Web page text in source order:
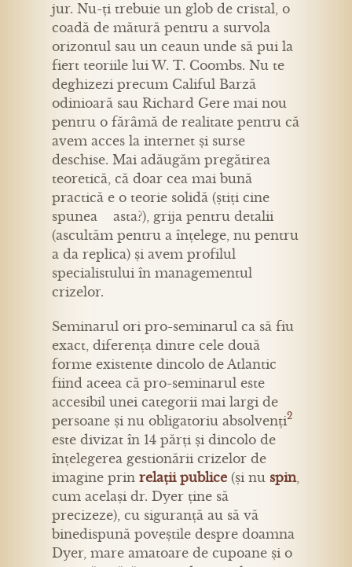
jur. Nu-ți trebuie un glob de cristal, o
coadă de mătură pentru a survola
orizontul sau un ceaun unde să pui la
fiert teoriile lui W. T. Coombs. Nu te
deghizezi precum Califul Barză
odinioară sau Richard Gere mai nou
pentru o fărâmă de realitate pentru că
avem acces la internet și surse
deschise. Mai adăugăm pregătirea
teoretică, că doar cea mai bună
practică e o teorie solidă (știți cine
spunea asta?), grija pentru detalii
(ascultăm pentru a înțelege, nu pentru
a da replica) și avem profilul
specialistului în managementul
crizelor.
Seminarul ori pro-seminarul ca să fiu
exact, diferența dintre cele două
forme existente dincolo de Atlantic
fiind aceea că pro-seminarul este
accesibil unei categorii mai largi de
persoane și nu obligatoriu absolvenți2
este divizat în 14 părți și dincolo de
înțelegerea gestionării crizelor de
imagine prin relații publice (și nu spin,
cum același dr. Dyer ține să
precizeze), cu siguranță au să vă
binedispună poveștile despre doamna
Dyer, mare amatoare de cupoane și o